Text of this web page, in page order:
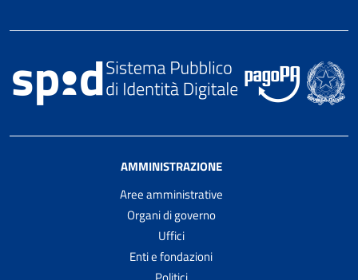
AMMINISTRAZIONE
Aree amministrative
Organi di governo
Uffici
Enti e fondazioni